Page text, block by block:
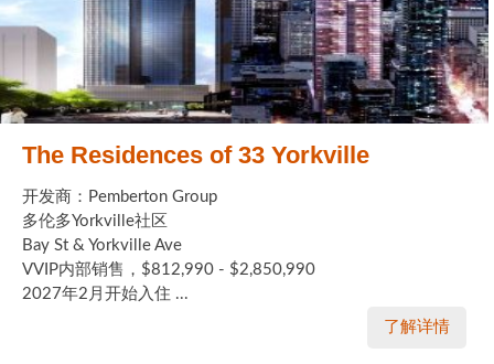
The Residences of 33 Yorkville
开发商：Pemberton Group
多伦多Yorkville社区
Bay St & Yorkville Ave
VVIP内部销售，$812,990 - $2,850,990
2027年2月开始入住 ...
了解详情